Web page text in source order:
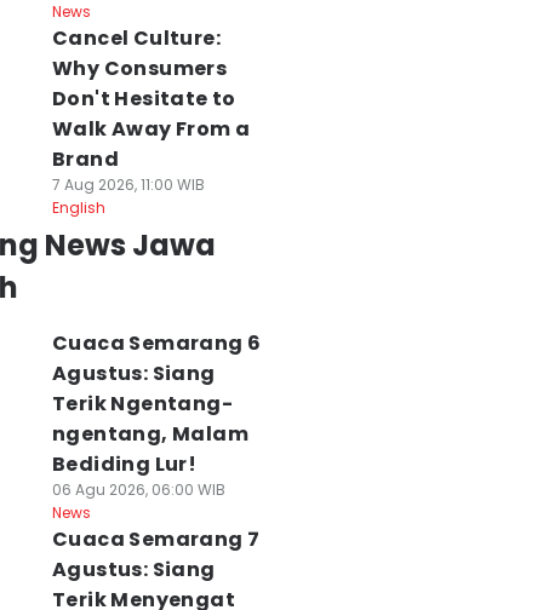
News
Cancel Culture:
Why Consumers
Don't Hesitate to
Walk Away From a
Brand
7 Aug 2026, 11:00 WIB
English
News Jawa
Cuaca Semarang 6
Agustus: Siang
Terik Ngentang-
ngentang, Malam
Bediding Lur!
06 Agu 2026, 06:00 WIB
News
Cuaca Semarang 7
Agustus: Siang
Terik Menyengat